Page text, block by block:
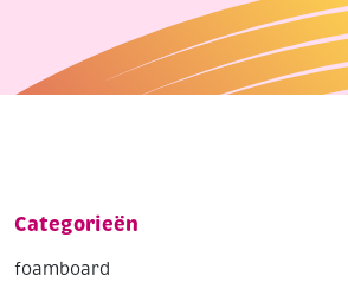
Categorieën
foamboard